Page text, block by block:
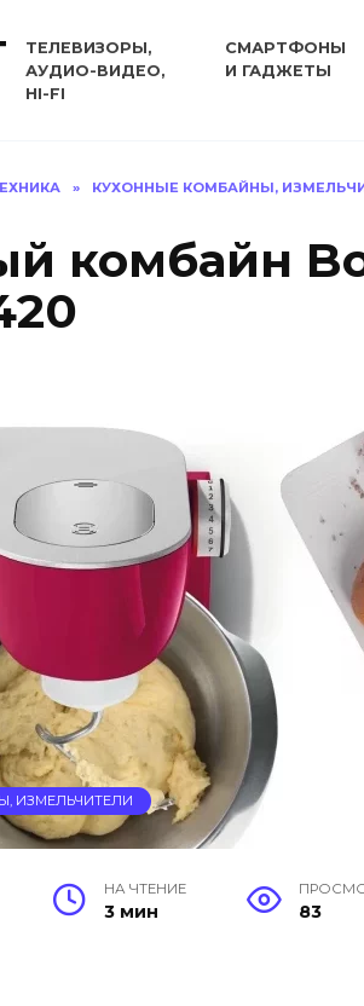
ТЕЛЕВИЗОРЫ,
АУДИО-ВИДЕО,
HI-FI
СМАРТФОНЫ
И ГАДЖЕТЫ
» КУХОННЫЕ КОМБАЙНЫ,
комбайн
ИЗМЕЛЬЧИТЕЛИ
НА ЧТЕНИЕ
3 мин 83